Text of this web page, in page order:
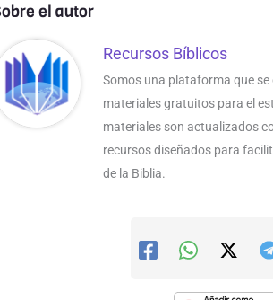
el autor
Recursos Bíblicos
Somos una plataforma que
materiales gratuitos para el
materiales son actualizados
recursos diseñados para
de la Biblia.